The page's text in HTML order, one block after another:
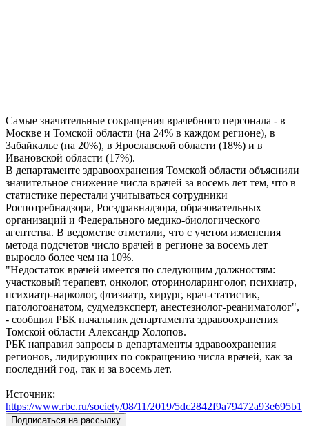
Самые значительные сокращения врачебного персонала - в
Москве и Томской области (на 24% в каждом регионе), в
Забайкалье (на 20%), в Ярославской области (18%) и в
Ивановской области (17%).
В департаменте здравоохранения Томской области объяснили
значительное снижение числа врачей за восемь лет тем, что в
статистике перестали учитываться сотрудники
Роспотребнадзора, Росздравнадзора, образовательных
организаций и Федерального медико-биологического
агентства. В ведомстве отметили, что с учетом изменения
метода подсчетов число врачей в регионе за восемь лет
выросло более чем на 10%.
"Недостаток врачей имеется по следующим должностям:
участковый терапевт, онколог, оториноларинголог, психиатр,
психиатр-нарколог, фтизиатр, хирург, врач-статистик,
патологоанатом, судмедэксперт, анестезиолог-реаниматолог",
- сообщил РБК начальник департамента здравоохранения
Томской области Александр Холопов.
РБК направил запросы в департаменты здравоохранения
регионов, лидирующих по сокращению числа врачей, как за
последний год, так и за восемь лет.
Источник:
https://www.rbc.ru/society/08/11/2019/5dc2842f9a79472a93e695b1
Подписаться на рассылку